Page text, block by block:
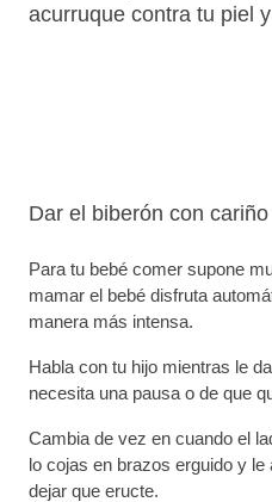
acurruque contra tu piel
Dar el biberón con cariño
Para tu bebé comer supone
mamar el bebé disfruta
manera más intensa.
Habla con tu hijo mientras le
necesita una pausa o de que
Cambia de vez en cuando el
lo cojas en brazos erguido y
dejar que eructe.